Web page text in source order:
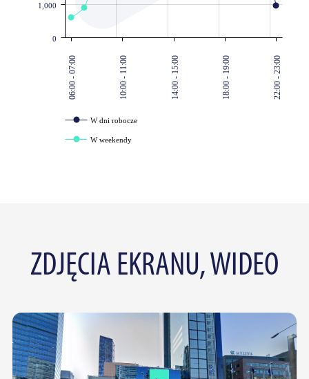
06:00 - 07:00 10:00 - 11:00 14:00 - 15:00 18:00 - 19:00 22:00 - 23:00
0
1,000
W dni robocze
W weekendy
ZDJĘCIA EKRANU, WIDEO